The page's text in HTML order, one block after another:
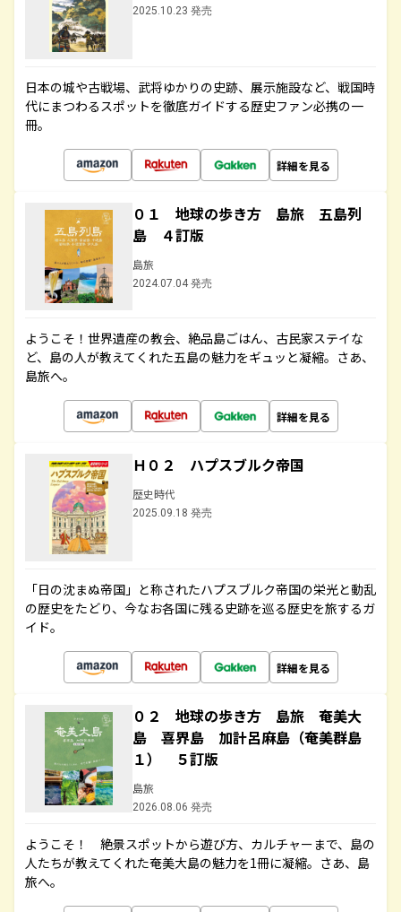
2025.10.23 発売
日本の城や古戦場、武将ゆかりの史跡、展示施設など、戦国時
代にまつわるスポットを徹底ガイドする歴史ファン必携の一
冊。
詳細を見る
０１ 地球の歩き方 島旅 五島列
島 ４訂版
島旅
2024.07.04 発売
ようこそ！世界遺産の教会、絶品島ごはん、古民家ステイな
ど、島の人が教えてくれた五島の魅力をギュッと凝縮。さあ、
島旅へ。
詳細を見る
Ｈ０２ ハプスブルク帝国
歴史時代
2025.09.18 発売
「日の沈まぬ帝国」と称されたハプスブルク帝国の栄光と動乱
の歴史をたどり、今なお各国に残る史跡を巡る歴史を旅するガ
イド。
詳細を見る
０２ 地球の歩き方 島旅 奄美大
島 喜界島 加計呂麻島（奄美群島
１） ５訂版
島旅
2026.08.06 発売
ようこそ！ 絶景スポットから遊び方、カルチャーまで、島の
人たちが教えてくれた奄美大島の魅力を1冊に凝縮。さあ、島
旅へ。